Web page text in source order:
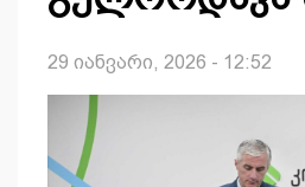
29 იანვარი, 2026 - 12:52